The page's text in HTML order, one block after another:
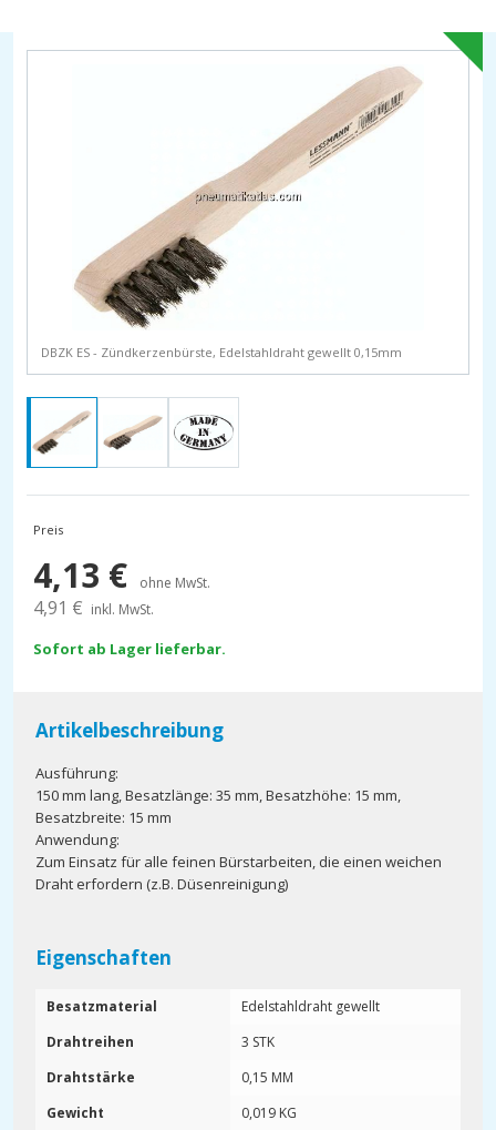
DBZK ES - Zündkerzenbürste, Edelstahldraht gewellt 0,15mm
Preis
4,13 € ohne MwSt.
4,91 € inkl. MwSt.
Sofort ab Lager lieferbar.
Artikelbeschreibung
Ausführung:
150 mm lang, Besatzlänge: 35 mm, Besatzhöhe: 15 mm,
Besatzbreite: 15 mm
Anwendung:
Zum Einsatz für alle feinen Bürstarbeiten, die einen weichen
Draht erfordern (z.B. Düsenreinigung)
Eigenschaften
Besatzmaterial
Edelstahldraht gewellt
Drahtreihen
3 STK
Drahtstärke
0,15 MM
Gewicht
0,019 KG